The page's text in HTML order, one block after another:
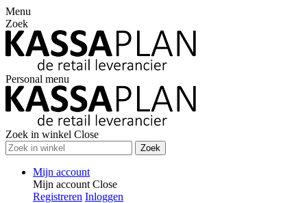
Menu
Zoek
Personal menu
Zoek in winkel Close
Zoek
Mijn account
Mijn account Close
Registreren Inloggen